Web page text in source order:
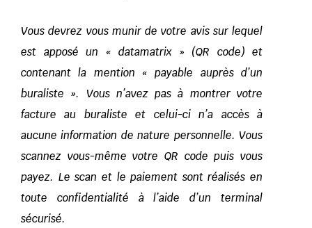
Vous devrez vous munir de votre avis sur lequel
est apposé un « datamatrix » (QR code) et
contenant la mention « payable auprès d’un
buraliste ». Vous n’avez pas à montrer votre
facture au buraliste et celui-ci n’a accès à
aucune information de nature personnelle. Vous
scannez vous-même votre QR code puis vous
payez. Le scan et le paiement sont réalisés en
toute confidentialité à l’aide d’un terminal
sécurisé.